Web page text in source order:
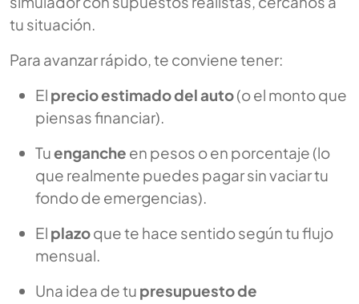
tu situación.
Para avanzar rápido, te conviene tener:
El precio estimado del auto(o el monto que
piensas financiar).
Tuenganche en pesos o en porcentaje (lo
que realmente puedes pagar sin vaciar tu
fondo de emergencias).
El plazoque te hace sentido según tu flujo
mensual.
Una idea de tu presupuesto de